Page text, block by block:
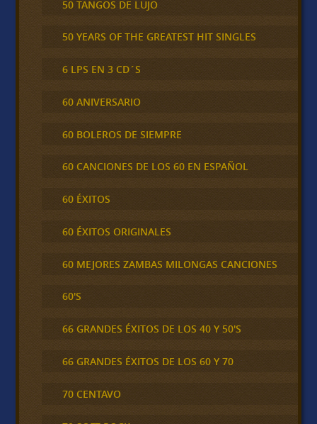
50 TANGOS DE LUJO
50 YEARS OF THE GREATEST HIT SINGLES
6 LPS EN 3 CD´S
60 ANIVERSARIO
60 BOLEROS DE SIEMPRE
60 CANCIONES DE LOS 60 EN ESPAÑOL
60 ÉXITOS
60 ÉXITOS ORIGINALES
60 MEJORES ZAMBAS MILONGAS CANCIONES
60'S
66 GRANDES ÉXITOS DE LOS 40 Y 50'S
66 GRANDES ÉXITOS DE LOS 60 Y 70
70 CENTAVO